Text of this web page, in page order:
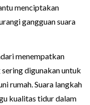
menciptakan
gangguan suara
menempatkan
digunakan untuk
rumah. Suara langkah
kualitas tidur dalam